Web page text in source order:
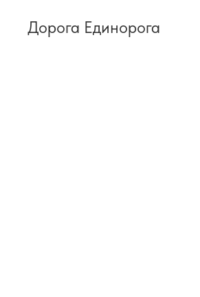
Дорога Единорога